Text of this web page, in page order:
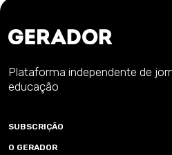
Plataforma independente de
educação
SUBSCRIÇÃO
O GERADOR